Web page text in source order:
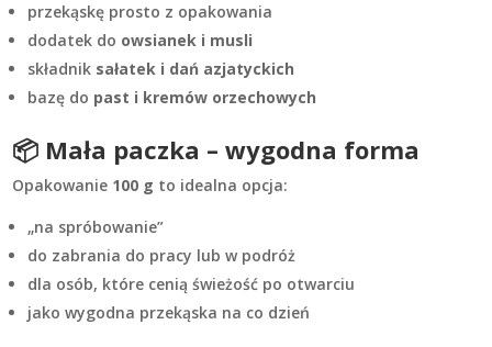
przekąskę prosto z opakowania
dodatek do owsianek i musli
składnik sałatek i dań azjatyckich
bazę do past i kremów orzechowych
📦 Mała paczka – wygodna forma
Opakowanie 100 g to idealna opcja:
„na spróbowanie”
do zabrania do pracy lub w podróż
dla osób, które cenią świeżość po otwarciu
jako wygodna przekąska na co dzień